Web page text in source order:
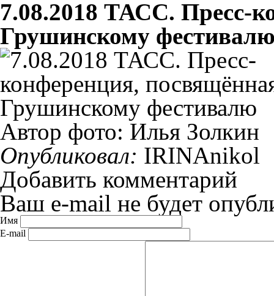
7.08.2018 ТАСС. Пресс-
Грушинскому
Автор фото: Илья Золкин
Опубликовал: IRINAnikol
Добавить комментарий
Ваш e-mail не будет
Имя
E-mail